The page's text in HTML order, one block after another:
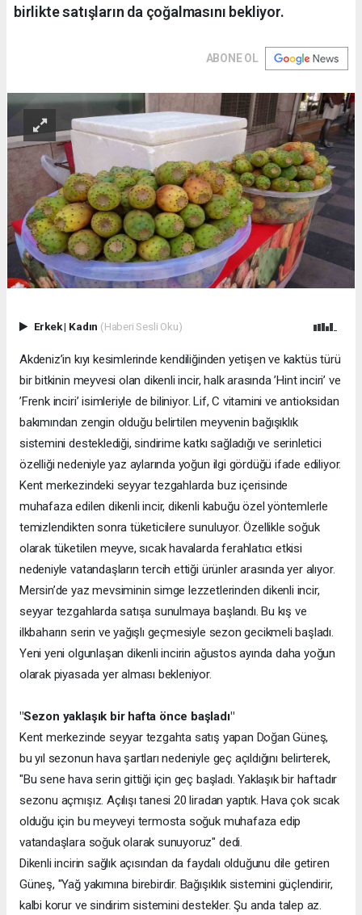
birlikte satışların da çoğalmasını bekliyor.
ABONE OL
Erkek| Kadın (Haberi Sesli Oku)
Akdeniz’in kıyı kesimlerinde kendiliğinden yetişen ve kaktüs türü
bir bitkinin meyvesi olan dikenli incir, halk arasında ’Hint inciri’ ve
’Frenk inciri’ isimleriyle de biliniyor. Lif, C vitamini ve antioksidan
bakımından zengin olduğu belirtilen meyvenin bağışıklık
sistemini desteklediği, sindirime katkı sağladığı ve serinletici
özelliği nedeniyle yaz aylarında yoğun ilgi gördüğü ifade ediliyor.
Kent merkezindeki seyyar tezgahlarda buz içerisinde
muhafaza edilen dikenli incir, dikenli kabuğu özel yöntemlerle
temizlendikten sonra tüketicilere sunuluyor. Özellikle soğuk
olarak tüketilen meyve, sıcak havalarda ferahlatıcı etkisi
nedeniyle vatandaşların tercih ettiği ürünler arasında yer alıyor.
Mersin’de yaz mevsiminin simge lezzetlerinden dikenli incir,
seyyar tezgahlarda satışa sunulmaya başlandı. Bu kış ve
ilkbaharın serin ve yağışlı geçmesiyle sezon gecikmeli başladı.
Yeni yeni olgunlaşan dikenli incirin ağustos ayında daha yoğun
olarak piyasada yer alması bekleniyor.
"Sezon yaklaşık bir hafta önce başladı"
Kent merkezinde seyyar tezgahta satış yapan Doğan Güneş,
bu yıl sezonun hava şartları nedeniyle geç açıldığını belirterek,
"Bu sene hava serin gittiği için geç başladı. Yaklaşık bir haftadır
sezonu açmışız. Açılışı tanesi 20 liradan yaptık. Hava çok sıcak
olduğu için bu meyveyi termosta soğuk muhafaza edip
vatandaşlara soğuk olarak sunuyoruz" dedi.
Dikenli incirin sağlık açısından da faydalı olduğunu dile getiren
Güneş, "Yağ yakımına birebirdir. Bağışıklık sistemini güçlendirir,
kalbi korur ve sindirim sistemini destekler. Şu anda talep az.